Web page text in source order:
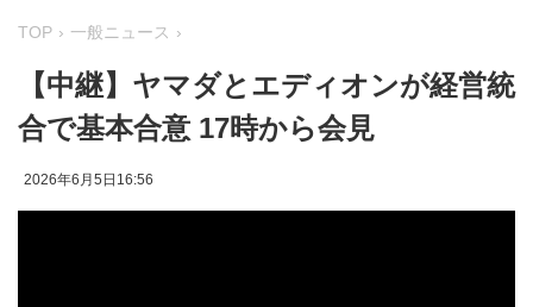
TOP 一般ニュース
【中継】ヤマダとエディオンが経営統
合で基本合意 17時から会見
2026年6月5日16:56